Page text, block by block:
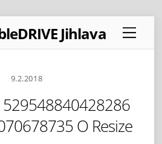
Menu
9.2.2018
O Resize